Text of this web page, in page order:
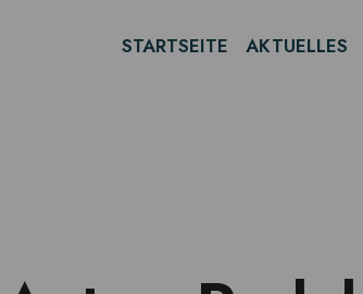
STARTSEITE AKTUELLES